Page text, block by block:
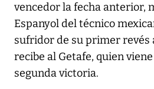
vencedor la fecha anterior,
Espanyol del técnico
sufridor de su primer revés
recibe al Getafe, quien
segunda victoria.